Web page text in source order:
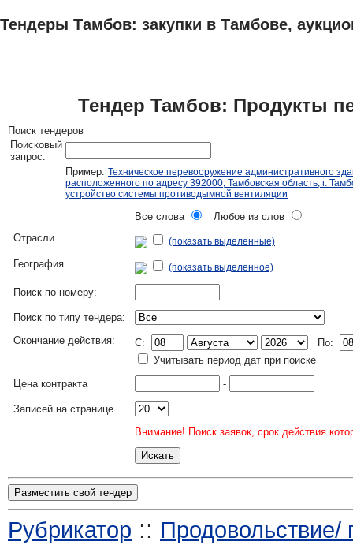
Тендеры Тамбов: закупки в Тамбове,
Тендер Тамбов: Продукты
Поиск тендеров
Поисковый
запрос:
Пример: Техническое перевооружение административного
расположенного по адресу 392000, Тамбовская область, г.
устройство системы противодымной вентиляции
Все слова
Любое из слов
Отрасли
(показать выделенные)
География (показать выделенное)
Поиск по номеру:
Поиск по типу тендера:
Окончание действия:
C:
По:
Учитывать период дат при поиске
Цена контракта
-
Записей на странице
Внимание! Поиск заявок, срок действия
Разместить свой тендер
Рубрикатор :: Продовольствие/